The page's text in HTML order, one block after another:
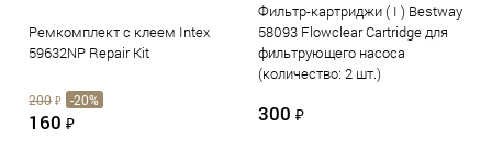
Ремкомплект с клеем Intex
59632NP Repair Kit
200 ₽ -20%
160 ₽
Фильтр-картриджи ( I ) Bestway
58093 Flowclear Cartridge для
фильтрующего насоса
(количество: 2 шт.)
300 ₽